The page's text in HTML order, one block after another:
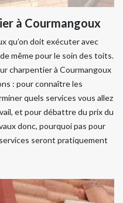
à Courmangoux
qu’on doit exécuter avec
même pour le soin des toits.
charpentier à Courmangoux
: pour connaître les
quels services vous allez
et pour débattre du prix du
donc, pourquoi pas pour
seront pratiquement